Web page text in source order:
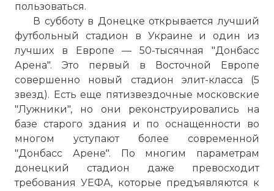
пользоваться.
В субботу в Донецке открывается лучший
футбольный стадион в Украине и один из
лучших в Европе — 50-тысячная "Донбасс
Арена". Это первый в Восточной Европе
совершенно новый стадион элит-класса (5
звезд). Есть еще пятизвездочные московские
"Лужники", но они реконструировались на
базе старого здания и по оснащенности во
многом уступают более современной
"Донбасс Арене". По многим параметрам
донецкий стадион даже превосходит
требования УЕФА, которые предъявляются к